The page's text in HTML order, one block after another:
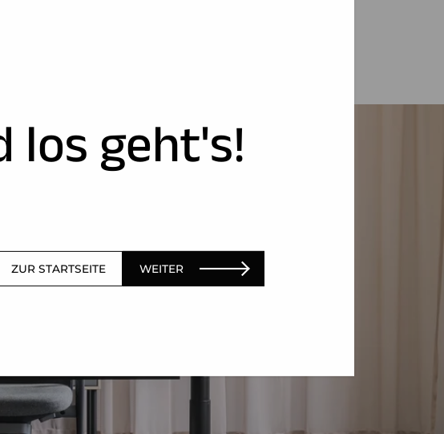
los geht's!
ZUR STARTSEITE WEITER